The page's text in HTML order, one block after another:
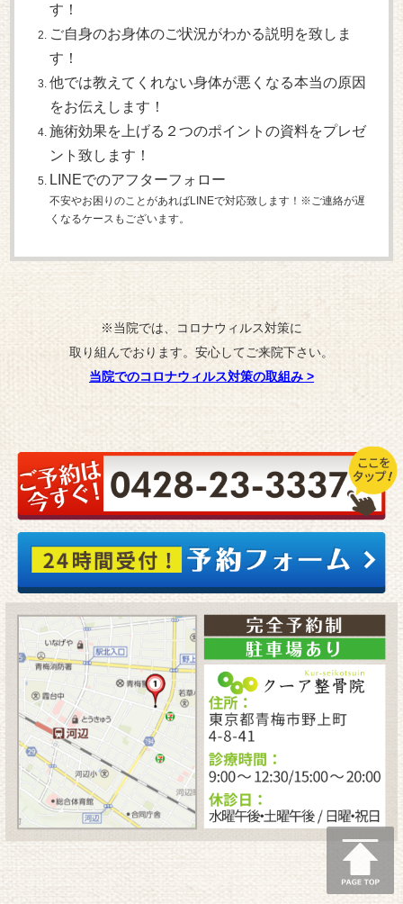
す！
ご自身のお身体のご状況がわかる説明を致しま
す！
他では教えてくれない身体が悪くなる本当の原因
をお伝えします！
施術効果を上げる２つのポイントの資料をプレゼ
ント致します！
LINEでのアフターフォロー
不安やお困りのことがあればLINEで対応致します！※ご連絡が遅
くなるケースもございます。
※当院では、コロナウィルス対策に
取り組んでおります。安心してご来院下さい。
当院でのコロナウィルス対策の取組み >